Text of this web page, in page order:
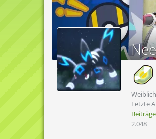
Weiblich
Letzte
Beiträge
2.048